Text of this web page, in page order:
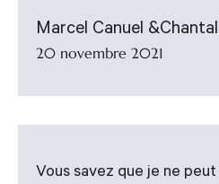
Marcel Canuel
20 novembre 2021
Vous savez que je ne